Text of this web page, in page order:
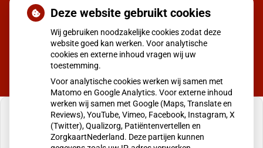
Moet ik naar de dokter
Deze website gebruikt cookies
Wij gebruiken noodzakelijke cookies zodat deze
website goed kan werken. Voor analytische
cookies en externe inhoud vragen wij uw
toestemming.
Voor analytische cookies werken wij samen met
Matomo en Google Analytics. Voor externe inhoud
werken wij samen met Google (Maps, Translate en
Reviews), YouTube, Vimeo, Facebook, Instagram, X
(Twitter), Qualizorg, Patiëntenvertellen en
ZorgkaartNederland. Deze partijen kunnen